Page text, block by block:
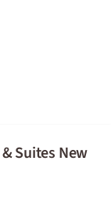
Suites New